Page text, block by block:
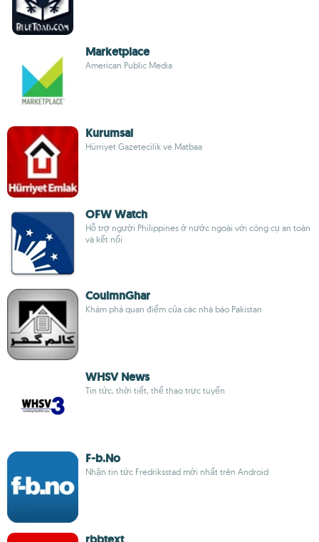
Marketplace
American Public Media
Kurumsal
Hürriyet Gazetecilik ve Matbaa
OFW Watch
Hỗ trợ người Philippines ở nước ngoài với công cụ an toàn
và kết nối
CoulmnGhar
Khám phá quan điểm của các nhà báo Pakistan
WHSV News
Tin tức, thời tiết, thể thao trực tuyến
F-b.No
Nhận tin tức Fredriksstad mới nhất trên Android